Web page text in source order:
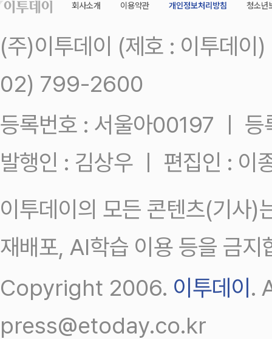
회사소개 이용약관 개인정보처리방침 청소년
(주)이투데이 (제호 : 이투데
02) 799-2600
등록번호 : 서울아00197 ㅣ
발행인 : 김상우 ㅣ 편집인 : 이
이투데이의 모든 콘텐츠(기사)
재배포, AI학습 이용 등을 금지
Copyright 2006. 이투데이.
press@etoday.co.kr